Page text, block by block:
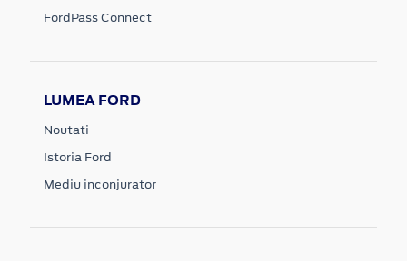
FordPass Connect
LUMEA FORD
Noutati
Istoria Ford
Mediu inconjurator